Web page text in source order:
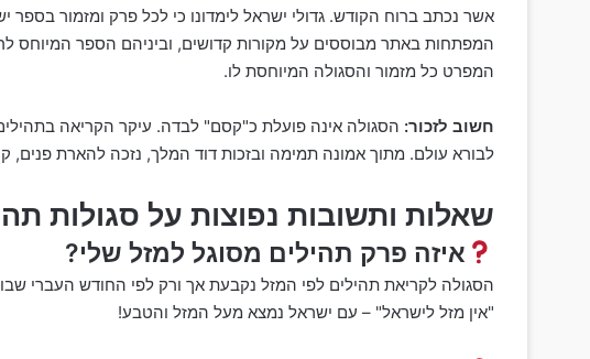
אשר נכתב ברוח הקודש. גדולי ישראל לימדונו כי לכל פרק ומזמור בספר
המפתחות באתר מבוססים על מקורות קדושים, וביניהם הספר המיוחס
המפרט כל מזמור והסגולה המיוחסת לו.
חשוב לזכור: הסגולה אינה פועלת כ"קסם" לבדה. עיקר הקריאה
לבורא עולם. מתוך אמונה תמימה ובזכות דוד המלך, נזכה להארת פנים,
שאלות ותשובות נפוצות על סגולות
איזה פרק תהילים מסוגל למזל שלי?
הסגולה לקריאת תהילים לפי המזל נקבעת אך ורק לפי החודש העברי
"אין מזל לישראל" – עם ישראל נמצא מעל המזל והטבע!